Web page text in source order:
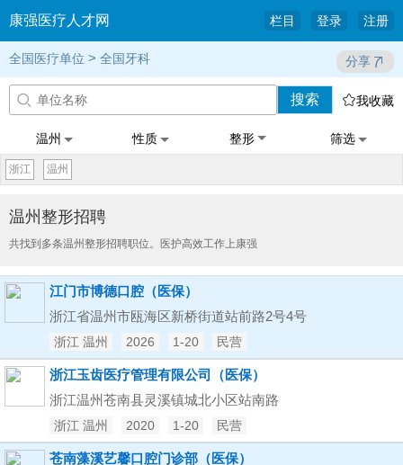
康强医疗人才网 栏目 登录 注册
全国医疗单位 > 全国牙科 分享
 搜索 我收藏
温州 性质 整形 筛选
浙江 温州
温州整形招聘
共找到多条温州整形招聘职位。医护高效工作上康强
江门市博德口腔（医保）
浙江省温州市瓯海区新桥街道站前路2号4号
浙江 温州 2026 1-20 民营
浙江玉齿医疗管理有限公司（医保）
浙江温州苍南县灵溪镇城北小区站南路
浙江 温州 2020 1-20 民营
苍南藻溪艺馨口腔门诊部（医保）